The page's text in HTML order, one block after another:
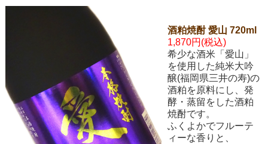
酒粕焼酎 愛山 720ml
1,870円(税込)
希少な酒米「愛山」
を使用した純米大吟
醸(福岡県三井の寿)の
酒粕を原料にし、発
酵・蒸留をした酒粕
焼酎です。
ふくよかでフルーテ
ィーな香りと、